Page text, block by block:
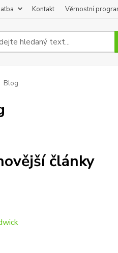
Kontakt Věrnostní
Blog
články